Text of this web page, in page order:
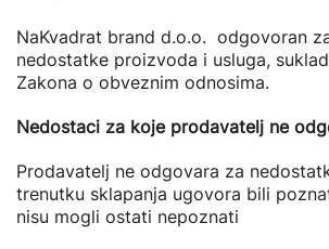
NaKvadrat brand d.o.o. odgovoran
nedostatke proizvoda i usluga,
Zakona o obveznim odnosima.
Nedostaci za koje prodavatelj ne
Prodavatelj ne odgovara za
trenutku sklapanja ugovora bili
nisu mogli ostati nepoznati